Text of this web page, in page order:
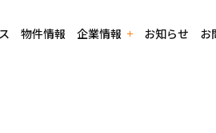
物件情報 企業情報 お知らせ お